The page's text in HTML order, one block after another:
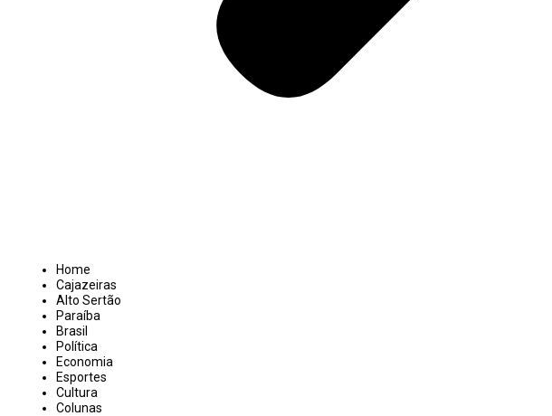
Home
Cajazeiras
Alto Sertão
Paraíba
Brasil
Política
Economia
Esportes
Cultura
Colunas